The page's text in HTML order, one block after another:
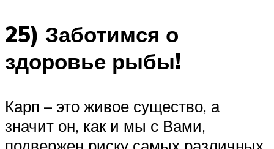
25) Заботимся о
здоровье рыбы!
Карп – это живое существо, а
значит он, как и мы с Вами,